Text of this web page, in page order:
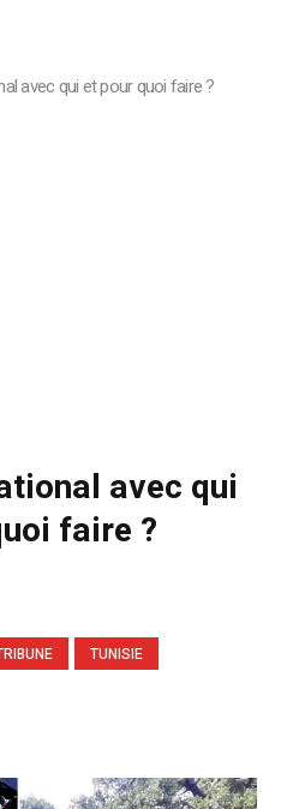
avec qui et pour quoi faire ?
avec qui
faire ?
TUNISIE